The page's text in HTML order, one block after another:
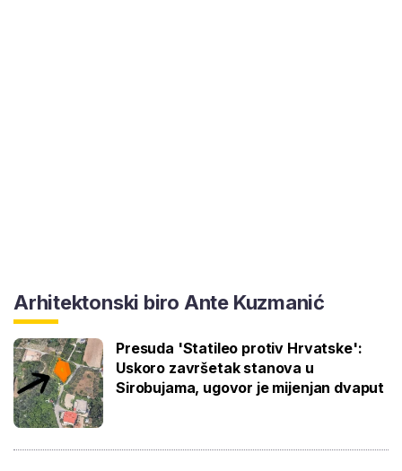
Arhitektonski biro Ante Kuzmanić
Presuda 'Statileo protiv Hrvatske':
Uskoro završetak stanova u
Sirobujama, ugovor je mijenjan dvaput